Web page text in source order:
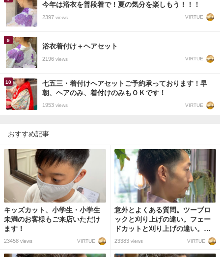
今年は浴衣を普段着で！夏の気分を楽しもう！！！
2397 views VIRTUE
浴衣着付け＋ヘアセット
2196 views VIRTUE
七五三・着付けヘアセットご予約承っております！早
朝、ヘアのみ、着付けのみもＯＫです！
1953 views VIRTUE
おすすめ記事
キッズカット、小学生・小学生
未満のお客様もご来店いただけ
ます！
23458 views VIRTUE
意外とよくある質問。ツーブロ
ックと刈り上げの違い。フェー
ドカットと刈り上げの違い。イ
メージの共有できない失敗。
23383views VIRTUE